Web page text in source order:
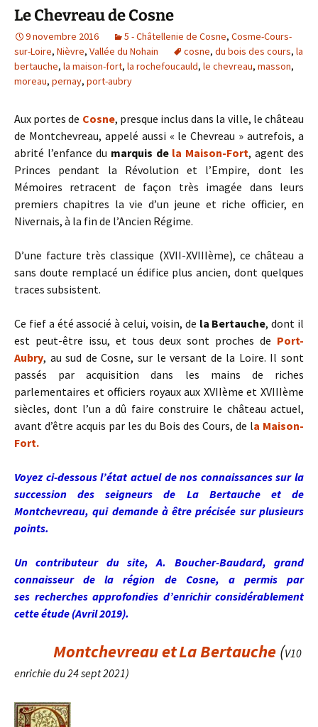
Le Chevreau de Cosne
9 novembre 2016 5 - Châtellenie de Cosne, Cosme-Cours-
sur-Loire, Nièvre, Vallée du Nohain cosne, du bois des cours, la
bertauche, la maison-fort, la rochefoucauld, le chevreau, masson,
moreau, pernay, port-aubry
Aux portes de Cosne, presque inclus dans la ville, le château
de Montchevreau, appelé aussi « le Chevreau » autrefois, a
abrité l’enfance du marquis de la Maison-Fort, agent des
Princes pendant la Révolution et l’Empire, dont les
Mémoires retracent de façon très imagée dans leurs
premiers chapitres la vie d’un jeune et riche officier, en
Nivernais, à la fin de l’Ancien Régime.
D’une facture très classique (XVII-XVIIIème), ce château a
sans doute remplacé un édifice plus ancien, dont quelques
traces subsistent.
Ce fief a été associé à celui, voisin, de la Bertauche, dont il
est peut-être issu, et tous deux sont proches de Port-
Aubry, au sud de Cosne, sur le versant de la Loire. Il sont
passés par acquisition dans les mains de riches
parlementaires et officiers royaux aux XVIIème et XVIIIème
siècles, dont l’un a dû faire construire le château actuel,
avant d’être acquis par les du Bois des Cours, de la Maison-
Fort.
Voyez ci-dessous l’état actuel de nos connaissances sur la
succession des seigneurs de La Bertauche et de
Montchevreau, qui demande à être précisée sur plusieurs
points.
Un contributeur du site, A. Boucher-Baudard, grand
connaisseur de la région de Cosne, a permis par
ses recherches approfondies d’enrichir considérablement
cette étude (Avril 2019).
Montchevreau etLa Bertauche(V10
enrichie du 24 sept 2021)